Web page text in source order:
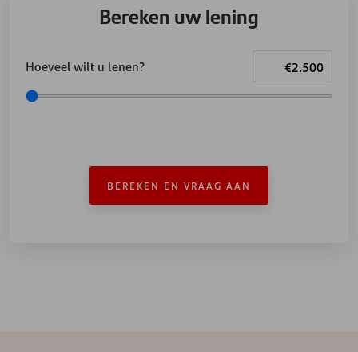
Bereken uw lening
Hoeveel wilt u lenen?
BEREKEN EN VRAAG AAN